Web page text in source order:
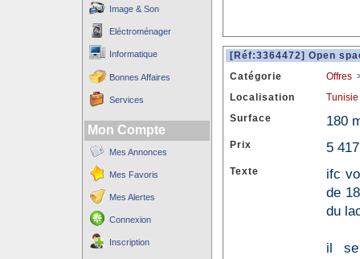
Image & Son
Eléctroménager
Informatique
Bonnes Affaires
Services
Mon Compte
Mes Annonces
Mes Favoris
Mes Alertes
Connexion
Inscription
[Réf:3364472] Open
Catégorie
Offres
Localisation
Tunisie
Surface
180
Prix 5
Texte
ifc
de
du
il se